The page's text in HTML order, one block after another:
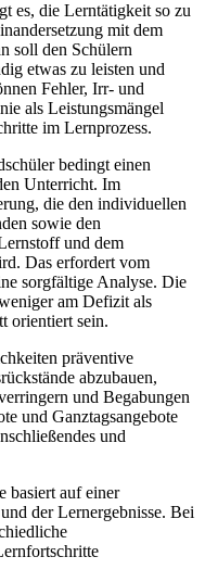
es, die Lerntätigkeit so zu
mit dem
soll den Schülern
etwas zu leisten und
Fehler, Irr- und
als Leistungsmängel
im Lernprozess.
bedingt einen
Unterricht. Im
die den individuellen
sowie den
und dem
Das erfordert vom
sorgfältige Analyse. Die
am Defizit als
orientiert sein.
präventive
abzubauen,
und Begabungen
und Ganztagsangebote
und
basiert auf einer
der Lernergebnisse. Bei